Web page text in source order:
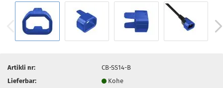
Artikli nr:
CB-SS14-B
Lieferbar:
Kohe